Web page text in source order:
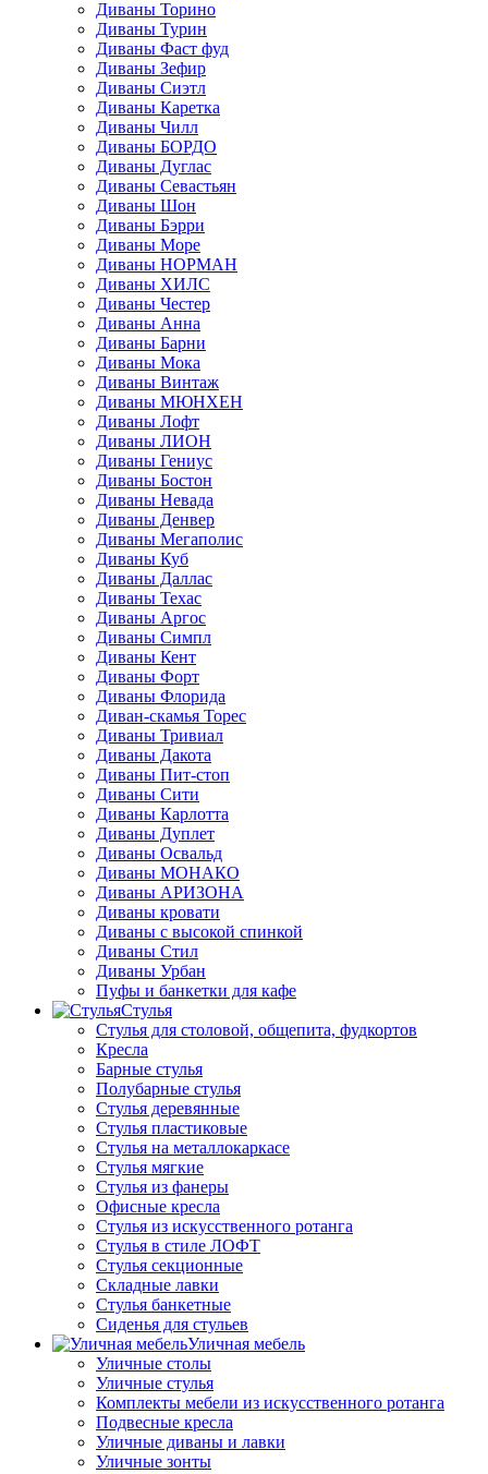
Диваны Торино
Диваны Турин
Диваны Фаст фуд
Диваны Зефир
Диваны Сиэтл
Диваны Каретка
Диваны Чилл
Диваны БОРДО
Диваны Дуглас
Диваны Севастьян
Диваны Шон
Диваны Бэрри
Диваны Море
Диваны НОРМАН
Диваны ХИЛС
Диваны Честер
Диваны Анна
Диваны Барни
Диваны Мока
Диваны Винтаж
Диваны МЮНХЕН
Диваны Лофт
Диваны ЛИОН
Диваны Гениус
Диваны Бостон
Диваны Невада
Диваны Денвер
Диваны Мегаполис
Диваны Куб
Диваны Даллас
Диваны Техас
Диваны Аргос
Диваны Симпл
Диваны Кент
Диваны Форт
Диваны Флорида
Диван-скамья Торес
Диваны Тривиал
Диваны Дакота
Диваны Пит-стоп
Диваны Сити
Диваны Карлотта
Диваны Дуплет
Диваны Освальд
Диваны МОНАКО
Диваны АРИЗОНА
Диваны кровати
Диваны с высокой спинкой
Диваны Стил
Диваны Урбан
Пуфы и банкетки для кафе
Стулья
Стулья для столовой, общепита, фудкортов
Кресла
Барные стулья
Полубарные стулья
Стулья деревянные
Стулья пластиковые
Стулья на металлокаркасе
Стулья мягкие
Стулья из фанеры
Офисные кресла
Стулья из искусственного ротанга
Стулья в стиле ЛОФТ
Стулья секционные
Складные лавки
Стулья банкетные
Сиденья для стульев
Уличная мебель
Уличные столы
Уличные стулья
Комплекты мебели из искусственного ротанга
Подвесные кресла
Уличные диваны и лавки
Уличные зонты